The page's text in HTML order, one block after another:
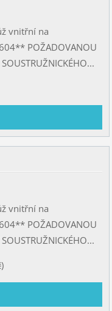
vnitřní na
POŽADOVANOU
vnitřní na
POŽADOVANOU
)